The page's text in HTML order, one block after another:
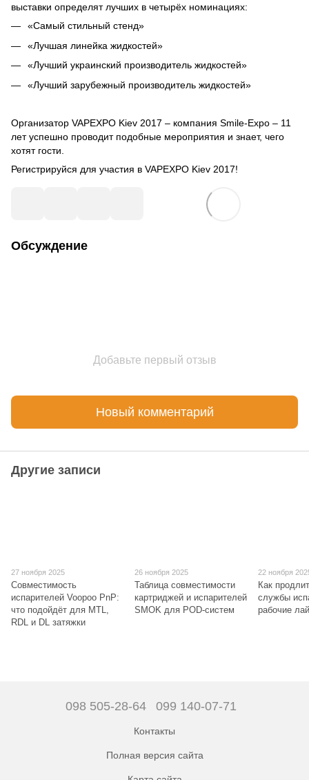
выставки определят лучших в четырёх номинациях:
«Самый стильный стенд»
«Лучшая линейка жидкостей»
«Лучший украинский производитель жидкостей»
«Лучший зарубежный производитель жидкостей»
Организатор VAPEXPO Kiev 2017 – компания Smile-Expo – 11
лет успешно проводит подобные мероприятия и знает, чего
хотят гости.
Регистрируйся для участия в VAPEXPO Kiev 2017!
Обсуждение
Добавьте первый отзыв
Новый комментарий
Другие записи
27 ноября 2025
Совместимость
испарителей Voopoo PnP:
что подойдёт для MTL,
RDL и DL затяжки
26 ноября 2025
Таблица совместимости
картриджей и испарителей
SMOK для POD-систем
22 ноября
Как
службы
рабочие
098 505-28-64 099 140-07-71
Контакты
Полная версия сайта